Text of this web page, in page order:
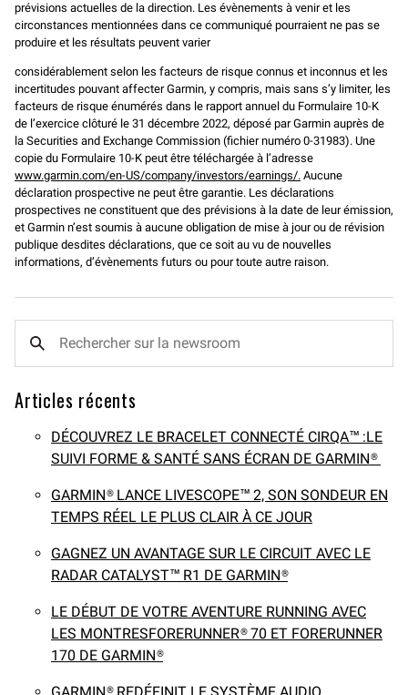
prévisions actuelles de la direction. Les évènements à venir et les
circonstances mentionnées dans ce communiqué pourraient ne pas se
produire et les résultats peuvent varier
considérablement selon les facteurs de risque connus et inconnus et les
incertitudes pouvant affecter Garmin, y compris, mais sans s’y limiter, les
facteurs de risque énumérés dans le rapport annuel du Formulaire 10-K
de l’exercice clôturé le 31 décembre 2022, déposé par Garmin auprès de
la Securities and Exchange Commission (fichier numéro 0-31983). Une
copie du Formulaire 10-K peut être téléchargée à l’adresse
www.garmin.com/en-US/company/investors/earnings/. Aucune
déclaration prospective ne peut être garantie. Les déclarations
prospectives ne constituent que des prévisions à la date de leur émission,
et Garmin n’est soumis à aucune obligation de mise à jour ou de révision
publique desdites déclarations, que ce soit au vu de nouvelles
informations, d’évènements futurs ou pour toute autre raison.
Articles récents
DÉCOUVREZ LE BRACELET CONNECTÉ CIRQA™ :LE
SUIVI FORME & SANTÉ SANS ÉCRAN DE GARMIN®
GARMIN® LANCE LIVESCOPE™ 2, SON SONDEUR EN
TEMPS RÉEL LE PLUS CLAIR À CE JOUR
GAGNEZ UN AVANTAGE SUR LE CIRCUIT AVEC LE
RADAR CATALYST™ R1 DE GARMIN®
LE DÉBUT DE VOTRE AVENTURE RUNNING AVEC
LES MONTRESFORERUNNER® 70 ET FORERUNNER
170 DE GARMIN®